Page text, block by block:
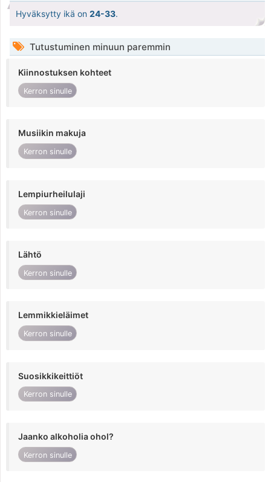
Hyväksytty ikä on 24-33.
Tutustuminen minuun paremmin
Kiinnostuksen kohteet
Kerron sinulle
Musiikin makuja
Kerron sinulle
Lempiurheilulaji
Kerron sinulle
Lähtö
Kerron sinulle
Lemmikkieläimet
Kerron sinulle
Suosikkikeittiöt
Kerron sinulle
Jaanko alkoholia ohol?
Kerron sinulle